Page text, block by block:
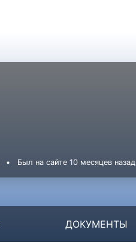
• Был на сайте 10 месяцев назад
ДОКУМЕНТЫ